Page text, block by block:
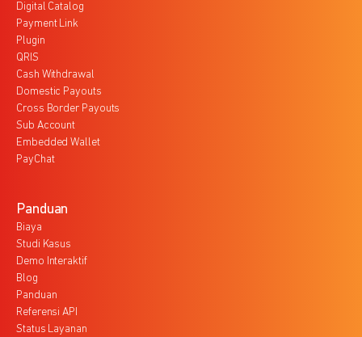
Digital Catalog
Payment Link
Plugin
QRIS
Cash Withdrawal
Domestic Payouts
Cross Border Payouts
Sub Account
Embedded Wallet
PayChat
Panduan
Biaya
Studi Kasus
Demo Interaktif
Blog
Panduan
Referensi API
Status Layanan